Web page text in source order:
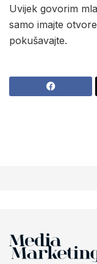
Uvijek govorim
samo imajte
pokušavajte.